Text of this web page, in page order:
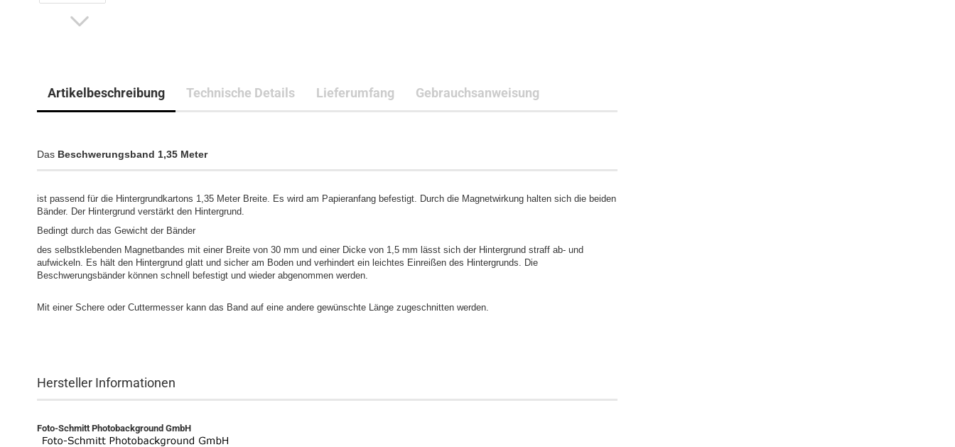
Artikelbeschreibung Technische Details Lieferumfang Gebrauchsanweisung
Das Beschwerungsband 1,35 Meter
ist passend für die Hintergrundkartons 1,35 Meter Breite. Es wird am Papieranfang befestigt. Durch die Magnetwirkung halten sich die beiden
Bänder. Der Hintergrund verstärkt den Hintergrund.
Bedingt durch das Gewicht der Bänder
des selbstklebenden Magnetbandes mit einer Breite von 30 mm und einer Dicke von 1,5 mm lässt sich der Hintergrund straff ab- und
aufwickeln. Es hält den Hintergrund glatt und sicher am Boden und verhindert ein leichtes Einreißen des Hintergrunds. Die
Beschwerungsbänder können schnell befestigt und wieder abgenommen werden.
Mit einer Schere oder Cuttermesser kann das Band auf eine andere gewünschte Länge zugeschnitten werden.
Hersteller Informationen
Foto-Schmitt Photobackground GmbH